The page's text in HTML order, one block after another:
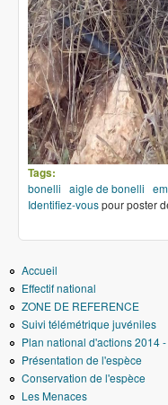
Tags:
bonelli aigle de bonelli
Identifiez-vouspour poster
Accueil
Effectif national
ZONE DE REFERENCE
Suivi télémétrique juvéniles
Plan national d'actions 2014
Présentation de l'espèce
Conservation de l'espèce
Les Menaces